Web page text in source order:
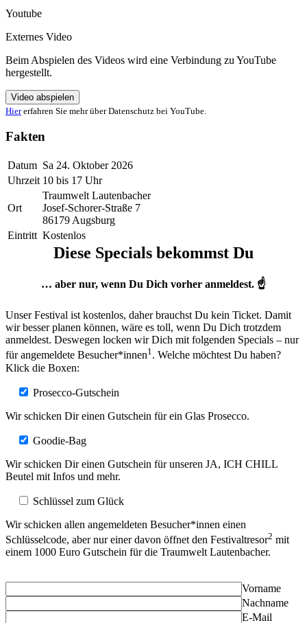
Youtube
Externes Video
Beim Abspielen des Videos wird eine Verbindung zu YouTube
hergestellt.
Video abspielen
Hiererfahren Sie mehr über Datenschutz bei YouTube.
Fakten
Datum Sa 24. Oktober 2026
Uhrzeit 10 bis 17 Uhr
Ort
Traumwelt Lautenbacher
Josef-Schorer-Straße 7
86179 Augsburg
Eintritt Kostenlos
Diese Specials bekommst Du
… aber nur, wenn Du Dich vorher anmeldest. ☝️
Unser Festival ist kostenlos, daher brauchst Du kein Ticket. Damit
wir besser planen können, wäre es toll, wenn Du Dich trotzdem
anmeldest. Deswegen locken wir Dich mit folgenden Specials – nur
für angemeldete Besucher*innen1. Welche möchtest Du haben?
Klick die Boxen:
Prosecco-Gutschein
Wir schicken Dir einen Gutschein für ein Glas Prosecco.
Goodie-Bag
Wir schicken Dir einen Gutschein für unseren JA, ICH CHILL
Beutel mit Infos und mehr.
Schlüssel zum Glück
Wir schicken allen angemeldeten Besucher*innen einen
Schlüsselcode, aber nur einer davon öffnet den Festivaltresor2 mit
einem 1000 Euro Gutschein für die Traumwelt Lautenbacher.
Vorname
Nachname
E-Mail